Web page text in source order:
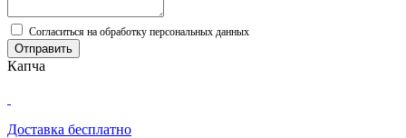
Cогласиться на обработку персональных данных
Отправить
Капча
Доставка бесплатно